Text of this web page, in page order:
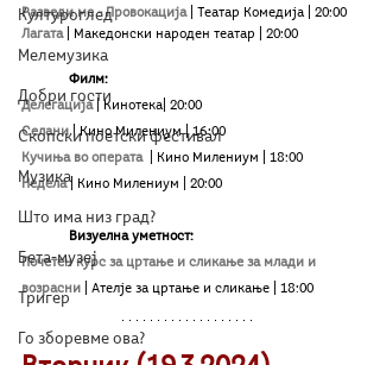
Културоглед
Мелемузика
Добри гости
Скопски поетски фестивал
Музика
Што има низ град?
Бета-музеј
Тригер
Го зборевме ова?
Разведи ме - Провокација
| Театар Комедија
| 20:00
Лагата
| Македонски народен театар | 20:00
Филм:
Делегација | Кинотека| 20:00
Селани | Кино Милениум | 16:00
Кучиња во операта
| Кино Милениум
| 18:00
Недела | Кино Милениум | 20:00
Визуелна уметност:
Почетен курс за цртање и сликање за млади и
возрасни
| Ателје за цртање и сликање | 18:00